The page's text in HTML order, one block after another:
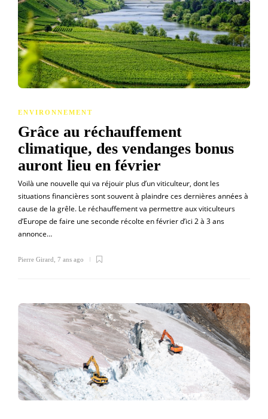
ENVIRONNEMENT
Grâce au réchauffement
climatique, des vendanges bonus
auront lieu en février
Voilà une nouvelle qui va réjouir plus d’un viticulteur, dont les
situations financières sont souvent à plaindre ces dernières années à
cause de la grêle. Le réchauffement va permettre aux viticulteurs
d’Europe de faire une seconde récolte en février d’ici 2 à 3 ans
annonce…
Pierre Girard 7 ans ago